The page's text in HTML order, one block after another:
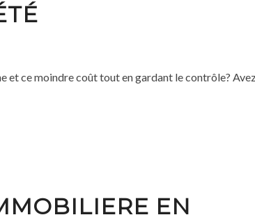
et ce moindre coût tout en gardant le contrôle?
EN